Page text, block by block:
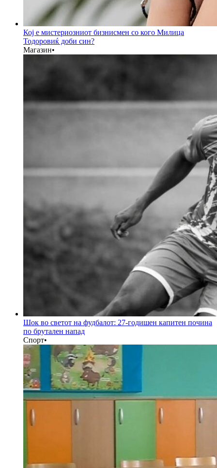
Кој е мистериозниот бизнисмен со кого Милица
Тодоровиќ доби син?
Магазин•
Шок во светот на фудбалот: 27-годишен капитен почина
по брутален напад
Спорт•